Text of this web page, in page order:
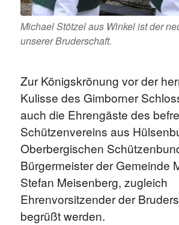
Michael Stötzel aus Winkel ist der
unserer Bruderschaft.
Zur Königskrönung vor der
Kulisse des Gimborner
auch die Ehrengäste des
Schützenvereins aus
Oberbergischen
Bürgermeister der Gemeinde
Stefan Meisenberg, zugleich
Ehrenvorsitzender der
begrüßt werden.